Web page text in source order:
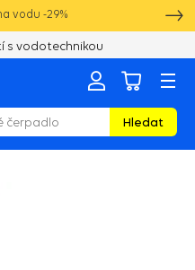
vodu -29%
s vodotechnikou
Hledat